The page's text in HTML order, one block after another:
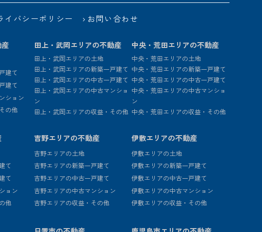
イバシーポリシー お問い合わせ
建て
建て
ション
の他
田上・武岡エリアの不動産
田上・武岡エリアの土地
田上・武岡エリアの新築一戸建て
田上・武岡エリアの中古一戸建て
田上・武岡エリアの中古マンショ
ン
田上・武岡エリアの収益・その他
中央・荒田エリアの不動産
中央・荒田エリアの土地
中央・荒田エリアの新築一戸建て
中央・荒田エリアの中古一戸建て
中央・荒田エリアの中古マンショ
ン
中央・荒田エリアの収益・その他
て
て
ョン
他
吉野エリアの不動産
吉野エリアの土地
吉野エリアの新築一戸建て
吉野エリアの中古一戸建て
吉野エリアの中古マンション
吉野エリアの収益・その他
伊敷エリアの不動産
伊敷エリアの土地
伊敷エリアの新築一戸建て
伊敷エリアの中古一戸建て
伊敷エリアの中古マンション
伊敷エリアの収益・その他